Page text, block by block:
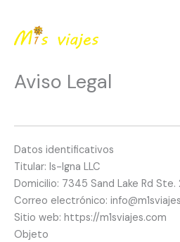
contenido
Aviso Legal
Datos identificativos
Titular: Is-Igna LLC
Domicilio: 7345 Sand Lake Rd Ste.
Correo electrónico:
Sitio web: https://m1sviajes.com
Objeto